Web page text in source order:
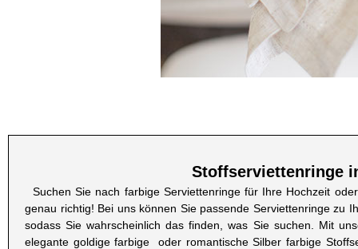
Stoffserviettenringe
Suchen Sie nach farbige Serviettenringe für Ihre Hochzeit
genau richtig! Bei uns können Sie passende Serviettenringe zu
sodass Sie wahrscheinlich das finden, was Sie suchen. Mit
elegante goldige farbige oder romantische Silber farbige